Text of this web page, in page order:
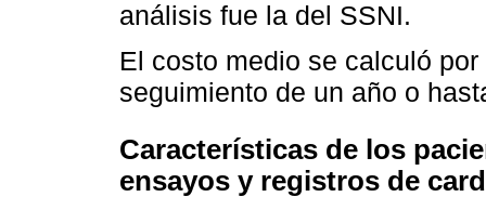
análisis fue la del SSNI.
El costo medio se calculó
seguimiento de un año o
Características de los
ensayos y registros de